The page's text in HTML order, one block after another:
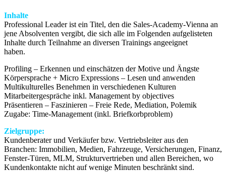
Inhalte
Professional Leader ist ein Titel, den die Sales-Academy-Vienna an
jene Absolventen vergibt, die sich alle im Folgenden aufgelisteten
Inhalte durch Teilnahme an diversen Trainings angeeignet
haben.
Profiling – Erkennen und einschätzen der Motive und Ängste
Körpersprache + Micro Expressions – Lesen und anwenden
Multikulturelles Benehmen in verschiedenen Kulturen
Mitarbeitergespräche inkl. Management by objectives
Präsentieren – Faszinieren – Freie Rede, Mediation, Polemik
Zugabe: Time-Management (inkl. Briefkorbproblem)
Zielgruppe:
Kundenberater und Verkäufer bzw. Vertriebsleiter aus den
Branchen: Immobilien, Medien, Fahrzeuge, Versicherungen, Finanz,
Fenster-Türen, MLM, Strukturvertrieben und allen Bereichen, wo
Kundenkontakte nicht auf wenige Minuten beschränkt sind.